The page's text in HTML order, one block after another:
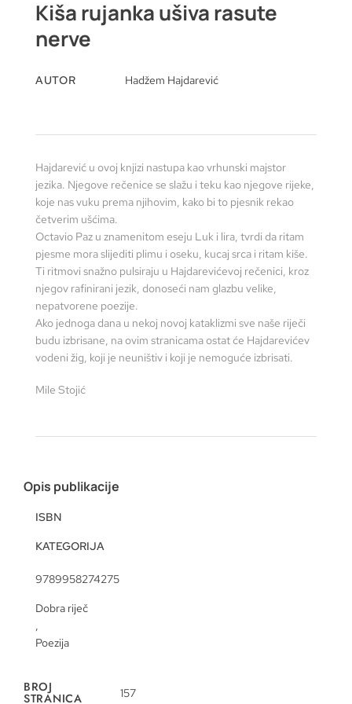
Kiša rujanka ušiva rasute
nerve
AUTOR Hadžem Hajdarević
Hajdarević u ovoj knjizi nastupa kao vrhunski majstor
jezika. Njegove rečenice se slažu i teku kao njegove rijeke,
koje nas vuku prema njihovim, kako bi to pjesnik rekao
četverim ušćima.
Octavio Paz u znamenitom eseju Luk i lira, tvrdi da ritam
pjesme mora slijediti plimu i oseku, kucaj srca i ritam kiše.
Ti ritmovi snažno pulsiraju u Hajdarevićevoj rečenici, kroz
njegov rafinirani jezik, donoseći nam glazbu velike,
nepatvorene poezije.
Ako jednoga dana u nekoj novoj kataklizmi sve naše riječi
budu izbrisane, na ovim stranicama ostat će Hajdarevićev
vodeni žig, koji je neuništiv i koji je nemoguće izbrisati.
Mile Stojić
Opis publikacije
ISBN
KATEGORIJA
9789958274275
Dobra riječ
,
Poezija
BROJ
STRANICA 157